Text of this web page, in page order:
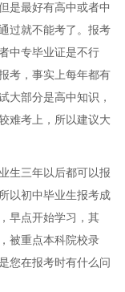
是最好有高中或者中
过就不能考了。报考
中专毕业证是不行
考，事实上每年都有
大部分是高中知识，
难考上，所以建议大
生三年以后都可以报
以初中毕业生报考成
早点开始学习，其
被重点本科院校录
您在报考时有什么问